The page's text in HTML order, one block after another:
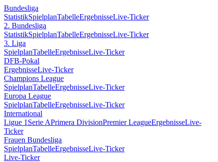
Bundesliga
StatistikSpielplanTabelleErgebnisseLive-Ticker
2. Bundesliga
StatistikSpielplanTabelleErgebnisseLive-Ticker
3. Liga
SpielplanTabelleErgebnisseLive-Ticker
DFB-Pokal
ErgebnisseLive-Ticker
Champions League
SpielplanTabelleErgebnisseLive-Ticker
Europa League
SpielplanTabelleErgebnisseLive-Ticker
International
Ligue 1 Serie APrimera DivisionPremier LeagueErgebnisseLive-
Ticker
Frauen Bundesliga
SpielplanTabelleErgebnisseLive-Ticker
Live-Ticker